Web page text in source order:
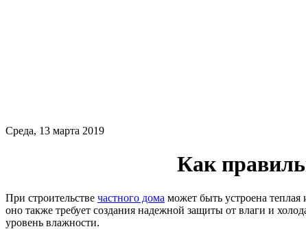
Среда, 13 марта 2019
Как
При строительстве частного дома может быть устроена теплая
оно также требует создания надежной защиты от влаги и
уровень влажности.